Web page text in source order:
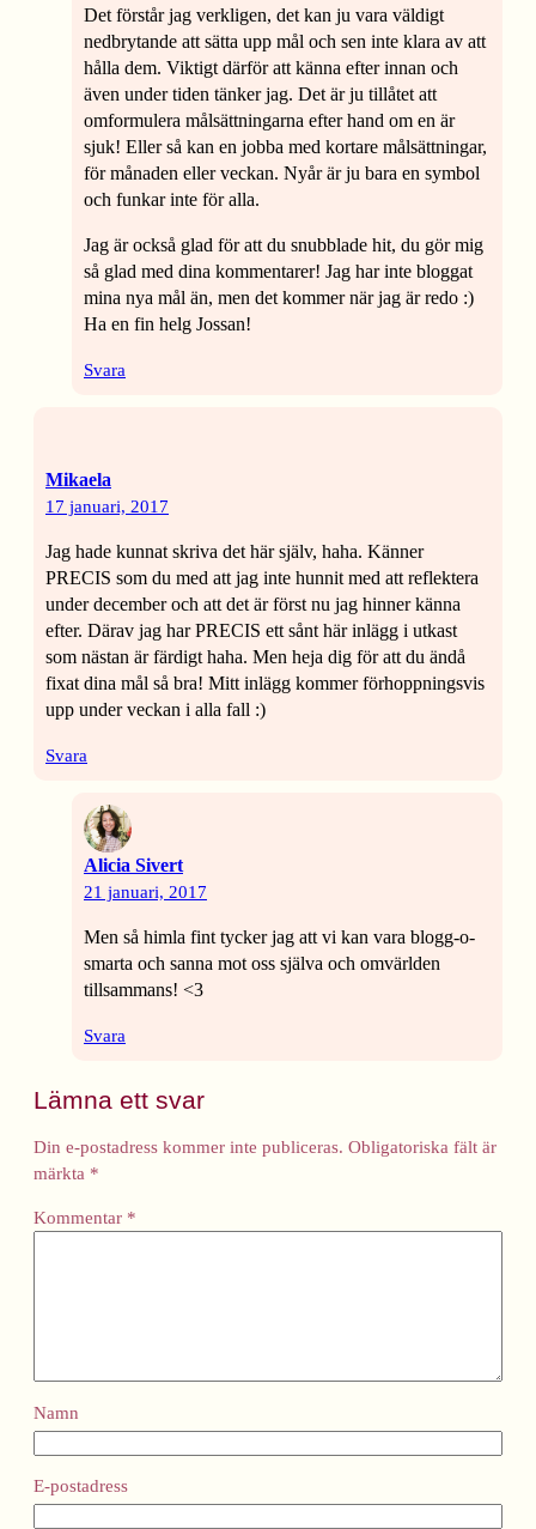
Det förstår jag verkligen, det kan ju vara väldigt
nedbrytande att sätta upp mål och sen inte klara av att
hålla dem. Viktigt därför att känna efter innan och
även under tiden tänker jag. Det är ju tillåtet att
omformulera målsättningarna efter hand om en är
sjuk! Eller så kan en jobba med kortare målsättningar,
för månaden eller veckan. Nyår är ju bara en symbol
och funkar inte för alla.
Jag är också glad för att du snubblade hit, du gör mig
så glad med dina kommentarer! Jag har inte bloggat
mina nya mål än, men det kommer när jag är redo :)
Ha en fin helg Jossan!
Svara
Mikaela
17 januari, 2017
Jag hade kunnat skriva det här själv, haha. Känner
PRECIS som du med att jag inte hunnit med att reflektera
under december och att det är först nu jag hinner känna
efter. Därav jag har PRECIS ett sånt här inlägg i utkast
som nästan är färdigt haha. Men heja dig för att du ändå
fixat dina mål så bra! Mitt inlägg kommer förhoppningsvis
upp under veckan i alla fall :)
Svara
Alicia Sivert
21 januari, 2017
Men så himla fint tycker jag att vi kan vara blogg-o-
smarta och sanna mot oss själva och omvärlden
tillsammans! <3
Svara
Lämna ett svar
Din e-postadress kommer inte publiceras. Obligatoriska fält är
märkta *
Kommentar *
Namn
E-postadress